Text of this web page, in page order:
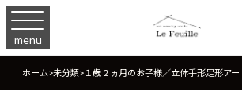
menu
ホーム>未分類>１歳２ヵ月のお子様／立体手形足形アー